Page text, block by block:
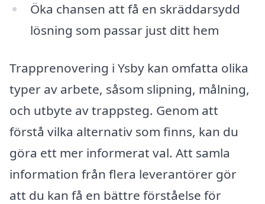
Öka chansen att få en skräddarsydd
lösning som passar just ditt hem
Trapprenovering i Ysby kan omfatta olika
typer av arbete, såsom slipning, målning,
och utbyte av trappsteg. Genom att
förstå vilka alternativ som finns, kan du
göra ett mer informerat val. Att samla
information från flera leverantörer gör
att du kan få en bättre förståelse för